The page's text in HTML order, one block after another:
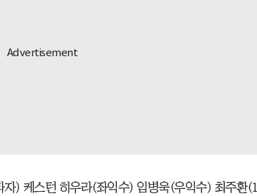
) 케스턴 히우라(좌익수) 임병욱(우익수) 최주환(1